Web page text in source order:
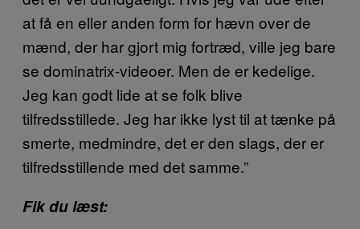
at få en eller anden form for hævn over de
mænd, der har gjort mig fortræd, ville jeg bare
se dominatrix-videoer. Men de er kedelige.
Jeg kan godt lide at se folk blive
tilfredsstillede. Jeg har ikke lyst til at tænke på
smerte, medmindre, det er den slags, der er
tilfredsstillende med det samme.”
Fik du læst: